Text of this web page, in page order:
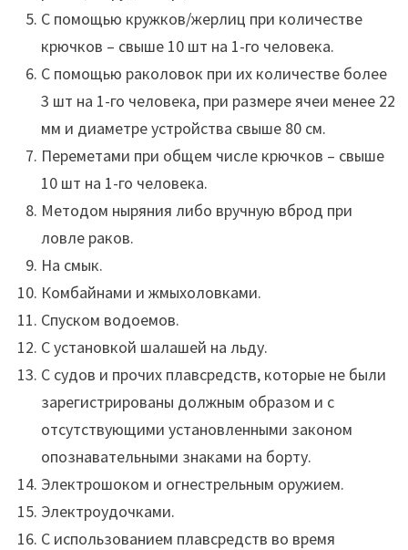
С помощью кружков/жерлиц при количестве
крючков – свыше 10 шт на 1-го человека.
С помощью раколовок при их количестве более
3 шт на 1-го человека, при размере ячеи менее 22
мм и диаметре устройства свыше 80 см.
Переметами при общем числе крючков – свыше
10 шт на 1-го человека.
Методом ныряния либо вручную вброд при
ловле раков.
На смык.
Комбайнами и жмыхоловками.
Спуском водоемов.
С установкой шалашей на льду.
С судов и прочих плавсредств, которые не были
зарегистрированы должным образом и с
отсутствующими установленными законом
опознавательными знаками на борту.
Электрошоком и огнестрельным оружием.
Электроудочками.
С использованием плавсредств во время